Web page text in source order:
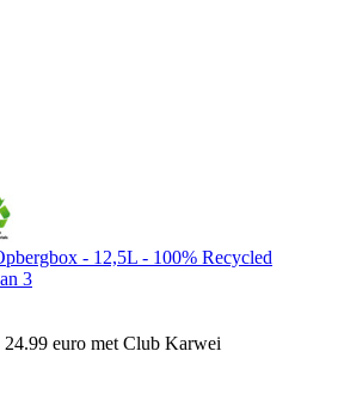
- 12,5L - 100% Recycled
3
euro met Club Karwei